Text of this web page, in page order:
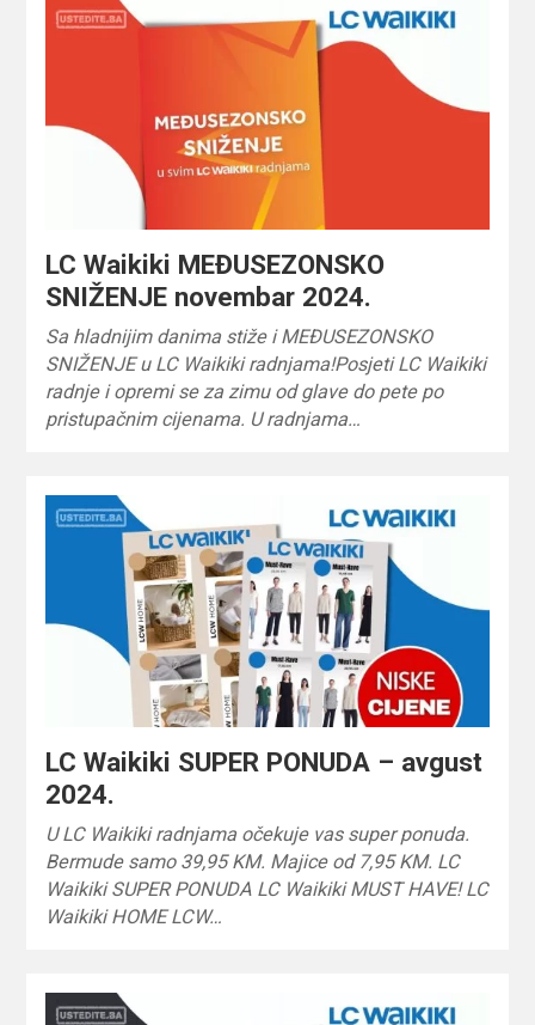
LC Waikiki MEĐUSEZONSKO
SNIŽENJE novembar 2024.
Sa hladnijim danima stiže i MEĐUSEZONSKO
SNIŽENJE u LC Waikiki radnjama!Posjeti LC Waikiki
radnje i opremi se za zimu od glave do pete po
pristupačnim cijenama. U radnjama…
LC Waikiki SUPER PONUDA – avgust
2024.
U LC Waikiki radnjama očekuje vas super ponuda.
Bermude samo 39,95 KM. Majice od 7,95 KM. LC
Waikiki SUPER PONUDA LC Waikiki MUST HAVE! LC
Waikiki HOME LCW…